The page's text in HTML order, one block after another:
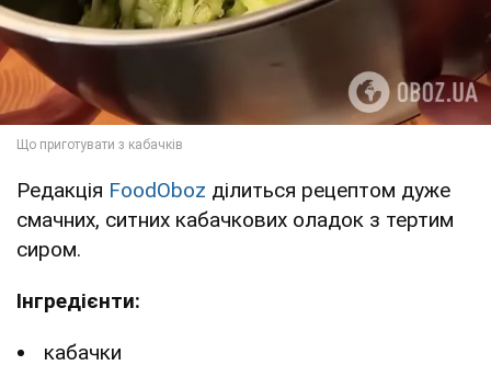
Редакція FoodOboz ділиться рецептом дуже
смачних, ситних кабачкових оладок з тертим
сиром.
Інгредієнти:
кабачки